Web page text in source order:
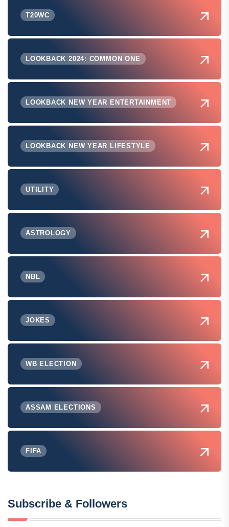
T20WC
LOOKBACK 2024: COMMON ONE
LOOKBACK NEW YEAR ENTERTAINMENT
LOOKBACK NEW YEAR LIFESTYLE
UTILITY
ASTROLOGY
NBL
JOKES
WB ELECTION
ASSAM ELECTIONS
FIFA
Subscribe & Followers